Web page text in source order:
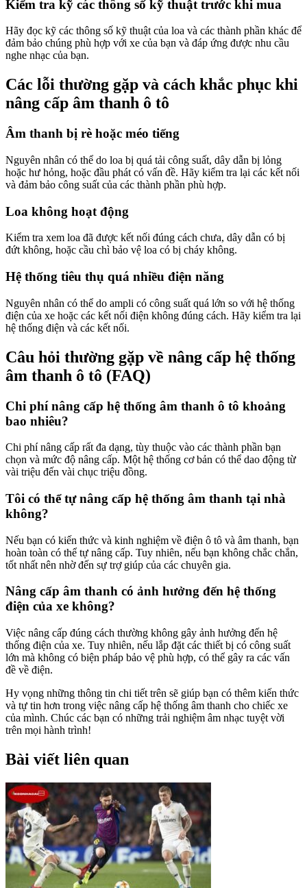
Kiểm tra kỹ các thông số kỹ thuật trước khi mua
Hãy đọc kỹ các thông số kỹ thuật của loa và các thành phần khác để
đảm bảo chúng phù hợp với xe của bạn và đáp ứng được nhu cầu
nghe nhạc của bạn.
Các lỗi thường gặp và cách khắc phục khi
nâng cấp âm thanh ô tô
Âm thanh bị rè hoặc méo tiếng
Nguyên nhân có thể do loa bị quá tải công suất, dây dẫn bị lỏng
hoặc hư hỏng, hoặc đầu phát có vấn đề. Hãy kiểm tra lại các kết nối
và đảm bảo công suất của các thành phần phù hợp.
Loa không hoạt động
Kiểm tra xem loa đã được kết nối đúng cách chưa, dây dẫn có bị
đứt không, hoặc cầu chì bảo vệ loa có bị cháy không.
Hệ thống tiêu thụ quá nhiều điện năng
Nguyên nhân có thể do ampli có công suất quá lớn so với hệ thống
điện của xe hoặc các kết nối điện không đúng cách. Hãy kiểm tra lại
hệ thống điện và các kết nối.
Câu hỏi thường gặp về nâng cấp hệ thống
âm thanh ô tô (FAQ)
Chi phí nâng cấp hệ thống âm thanh ô tô khoảng
bao nhiêu?
Chi phí nâng cấp rất đa dạng, tùy thuộc vào các thành phần bạn
chọn và mức độ nâng cấp. Một hệ thống cơ bản có thể dao động từ
vài triệu đến vài chục triệu đồng.
Tôi có thể tự nâng cấp hệ thống âm thanh tại nhà
không?
Nếu bạn có kiến thức và kinh nghiệm về điện ô tô và âm thanh, bạn
hoàn toàn có thể tự nâng cấp. Tuy nhiên, nếu bạn không chắc chắn,
tốt nhất nên nhờ đến sự trợ giúp của các chuyên gia.
Nâng cấp âm thanh có ảnh hưởng đến hệ thống
điện của xe không?
Việc nâng cấp đúng cách thường không gây ảnh hưởng đến hệ
thống điện của xe. Tuy nhiên, nếu lắp đặt các thiết bị có công suất
lớn mà không có biện pháp bảo vệ phù hợp, có thể gây ra các vấn
đề về điện.
Hy vọng những thông tin chi tiết trên sẽ giúp bạn có thêm kiến thức
và tự tin hơn trong việc nâng cấp hệ thống âm thanh cho chiếc xe
của mình. Chúc các bạn có những trải nghiệm âm nhạc tuyệt vời
trên mọi hành trình!
Bài viết liên quan